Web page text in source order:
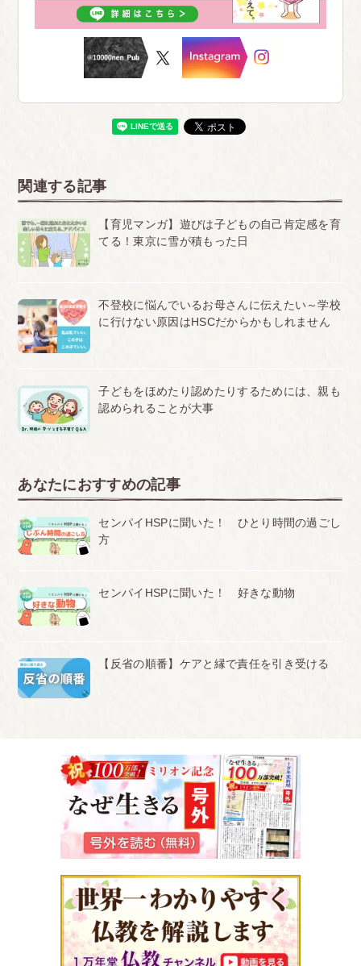
関連する記事
【育児マンガ】遊びは子どもの自己肯定感を育
てる！東京に雪が積もった日
不登校に悩んでいるお母さんに伝えたい～学校
に行けない原因はHSCだからかもしれません
子どもをほめたり認めたりするためには、親も
認められることが大事
あなたにおすすめの記事
センパイHSPに聞いた！ ひとり時間の過ごし
方
センパイHSPに聞いた！ 好きな動物
【反省の順番】ケアと縁で責任を引き受ける